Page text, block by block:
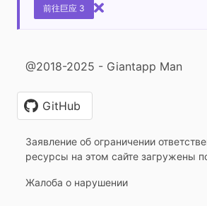
前往巨应 3
@2018-2025 - Giantapp Man
GitHub
Заявление об ограничении
ресурсы на этом сайте загружены
Жалоба о нарушении